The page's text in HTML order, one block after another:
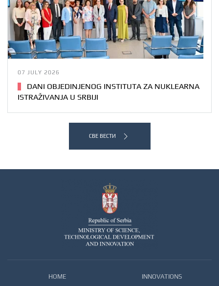
07 JULY 2026
DANI OBJEDINJENOG INSTITUTA ZA NUKLEARNA
ISTRAŽIVANJA U SRBIJI
СВЕ ВЕСТИ
HOME INNOVATIONS